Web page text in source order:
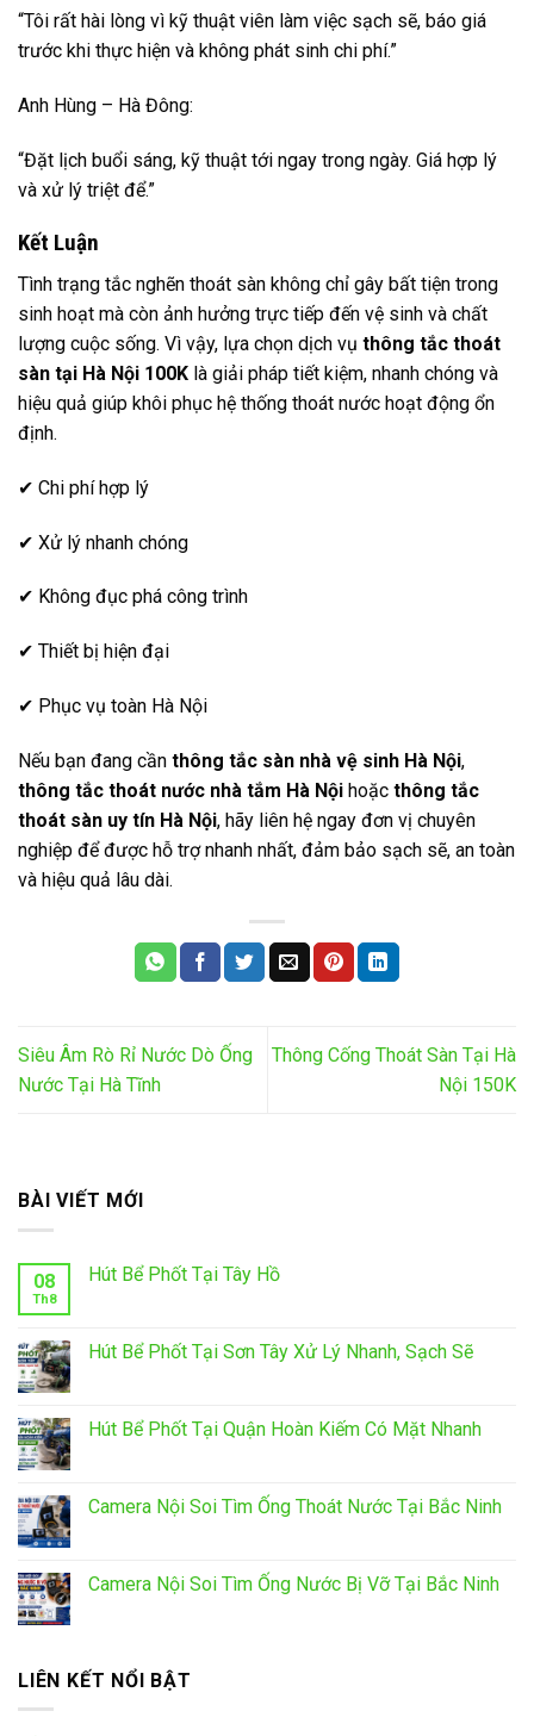
“Tôi rất hài lòng vì kỹ thuật viên làm việc sạch sẽ, báo giá
trước khi thực hiện và không phát sinh chi phí.”
Anh Hùng – Hà Đông:
“Đặt lịch buổi sáng, kỹ thuật tới ngay trong ngày. Giá hợp lý
và xử lý triệt để.”
Kết Luận
Tình trạng tắc nghẽn thoát sàn không chỉ gây bất tiện trong
sinh hoạt mà còn ảnh hưởng trực tiếp đến vệ sinh và chất
lượng cuộc sống. Vì vậy, lựa chọn dịch vụ thông tắc thoát
sàn tại Hà Nội 100K là giải pháp tiết kiệm, nhanh chóng và
hiệu quả giúp khôi phục hệ thống thoát nước hoạt động ổn
định.
✔ Chi phí hợp lý
✔ Xử lý nhanh chóng
✔ Không đục phá công trình
✔ Thiết bị hiện đại
✔ Phục vụ toàn Hà Nội
Nếu bạn đang cần thông tắc sàn nhà vệ sinh Hà Nội,
thông tắc thoát nước nhà tắm Hà Nội hoặc thông tắc
thoát sàn uy tín Hà Nội, hãy liên hệ ngay đơn vị chuyên
nghiệp để được hỗ trợ nhanh nhất, đảm bảo sạch sẽ, an toàn
và hiệu quả lâu dài.
Siêu Âm Rò Rỉ Nước Dò Ống
Nước Tại Hà Tĩnh
Thông Cống Thoát Sàn Tại Hà
Nội 150K
BÀI VIẾT MỚI
08
Th8
Hút Bể Phốt Tại Tây Hồ
Hút Bể Phốt Tại Sơn Tây Xử Lý Nhanh, Sạch Sẽ
Hút Bể Phốt Tại Quận Hoàn Kiếm Có Mặt Nhanh
Camera Nội Soi Tìm Ống Thoát Nước Tại Bắc Ninh
Camera Nội Soi Tìm Ống Nước Bị Vỡ Tại Bắc Ninh
LIÊN KẾT NỔI BẬT